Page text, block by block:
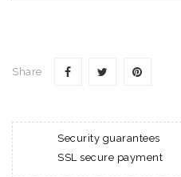
Share
Security guarantees
SSL secure payment